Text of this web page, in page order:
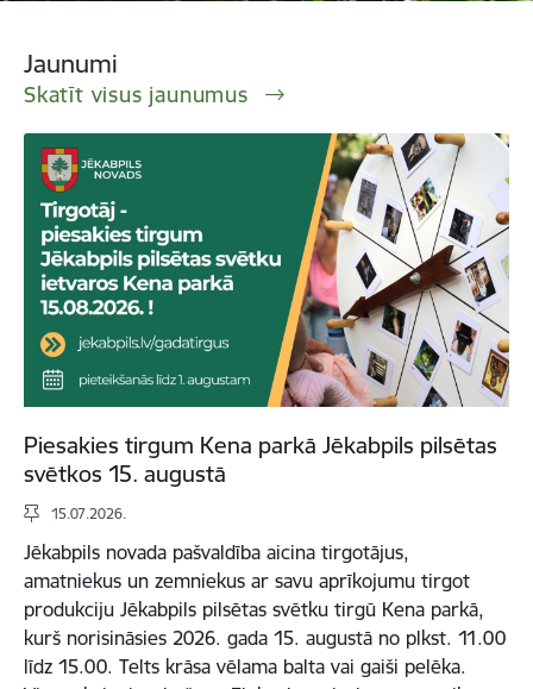
Jaunumi
Skatīt visus jaunumus
Piesakies tirgum Kena parkā Jēkabpils pilsētas
svētkos 15. augustā
15.07.2026.
Jēkabpils novada pašvaldība aicina tirgotājus,
amatniekus un zemniekus ar savu aprīkojumu tirgot
produkciju Jēkabpils pilsētas svētku tirgū Kena parkā,
kurš norisināsies 2026. gada 15. augustā no plkst. 11.00
līdz 15.00. Telts krāsa vēlama balta vai gaiši pelēka.